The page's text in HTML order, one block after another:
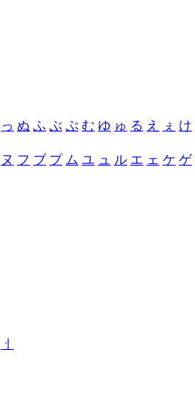
っ ぬ ふ ぶ ぷ む ゆ ゅ る え ぇ け
ヌ フ ブ プ ム ユ ュ ル エ ェ ケ ゲ
ㆎ